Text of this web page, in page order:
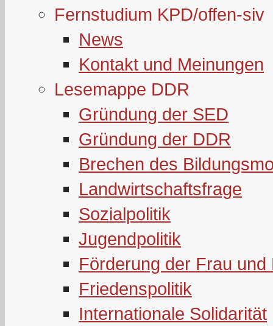
Fernstudium KPD/offen-siv
News
Kontakt und Meinungen
Lesemappe DDR
Gründung der SED
Gründung der DDR
Brechen des
Landwirtschaftsfrage
Sozialpolitik
Jugendpolitik
Förderung der Frau und
Friedenspolitik
Internationale Solidarität